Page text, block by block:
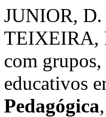
JUNIOR,
TEIXEIRA,
com
educativos
Pedagógica,